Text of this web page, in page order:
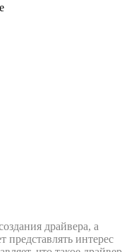
драйвера, а
представлять интерес